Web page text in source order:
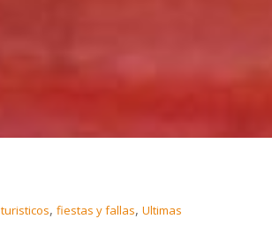
, fiestas y fallas, Ultimas